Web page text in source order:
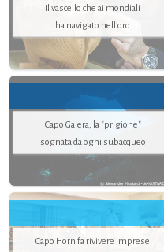
Il vascello che ai mondiali
ha navigato nell’oro
Capo Galera, la "prigione"
sognata da ogni subacqueo
Capo Horn fa rivivere imprese